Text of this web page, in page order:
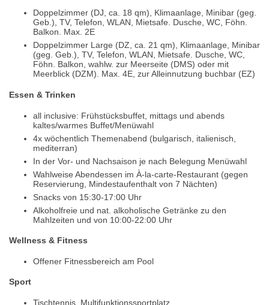
Doppelzimmer (DJ, ca. 18 qm), Klimaanlage, Minibar (geg.
Geb.), TV, Telefon, WLAN, Mietsafe. Dusche, WC, Föhn.
Balkon. Max. 2E
Doppelzimmer Large (DZ, ca. 21 qm), Klimaanlage, Minibar
(geg. Geb.), TV, Telefon, WLAN, Mietsafe. Dusche, WC,
Föhn. Balkon, wahlw. zur Meerseite (DMS) oder mit
Meerblick (DZM). Max. 4E, zur Alleinnutzung buchbar (EZ)
Essen & Trinken
all inclusive: Frühstücksbuffet, mittags und abends
kaltes/warmes Buffet/Menüwahl
4x wöchentlich Themenabend (bulgarisch, italienisch,
mediterran)
In der Vor- und Nachsaison je nach Belegung Menüwahl
Wahlweise Abendessen im À-la-carte-Restaurant (gegen
Reservierung, Mindestaufenthalt von 7 Nächten)
Snacks von 15:30-17:00 Uhr
Alkoholfreie und nat. alkoholische Getränke zu den
Mahlzeiten und von 10:00-22:00 Uhr
Wellness & Fitness
Offener Fitnessbereich am Pool
Sport
Tischtennis, Multifunktionssportplatz